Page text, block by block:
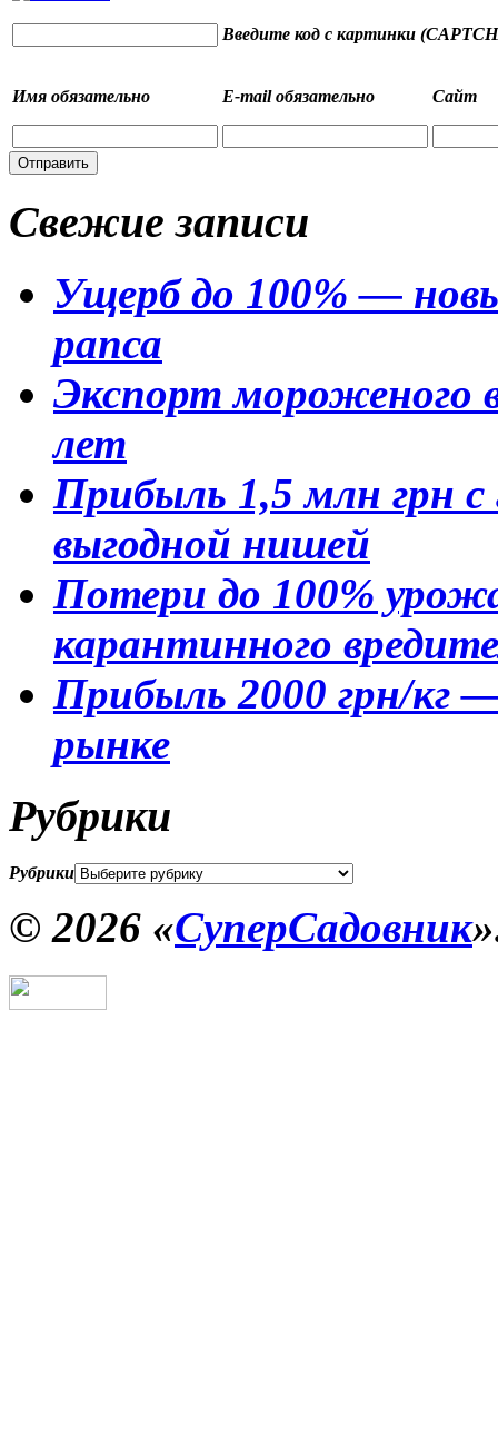
Введите код с картинки
Имя обязательно E-mailобязательно Сайт
Свежие записи
Ущерб до 100% —
рапса
Экспорт мороженого
лет
Прибыль 1,5 млн грн
выгодной нишей
Потери до 100%
карантинного
Прибыль 2000 грн/кг
рынке
Рубрики
Рубрики
© 2026 «СуперСадовник